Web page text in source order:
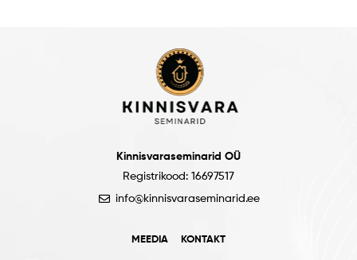
Kinnisvaraseminarid OÜ
Registrikood: 16697517
info@kinnisvaraseminarid.ee
MEEDIA KONTAKT